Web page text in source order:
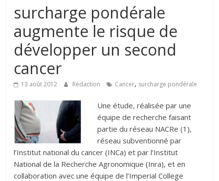
toute
famille
surcharge pondérale
augmente le risque de
développer un second
cancer
13 août 2012 Rédaction Cancer, surcharge pondérale
Une étude, réalisée par une
équipe de recherche faisant
partie du réseau NACRe (1),
réseau subventionné par
l’Institut national du cancer (INCa) et par l’Institut
National de la Recherche Agronomique (Inra), et en
collaboration avec une équipe de l’Imperial College